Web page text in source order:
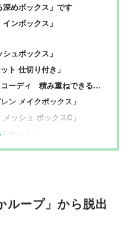
めボックス」です
ンボックス」
ュボックス」
ト 仕切り付き」
み重ねできるファイルボックス」
ン メイクボックス」
ッシュ ボックスC」
ケット」
ループ」から脱出